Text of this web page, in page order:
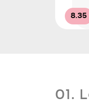
8.35
01.